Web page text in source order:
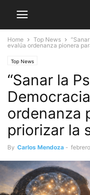
Home Top News
evalúa ordenanza pionera
Top News
“Sanar la
ordenanza
priorizar la
By Carlos Mendoza -